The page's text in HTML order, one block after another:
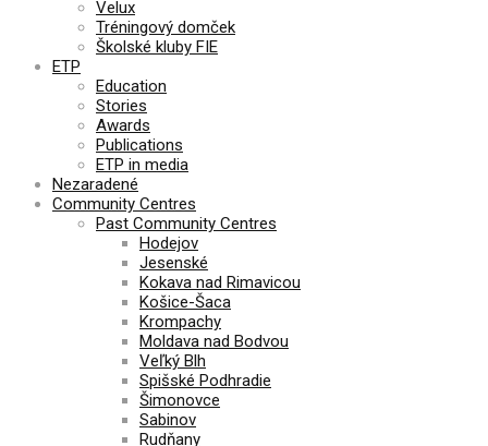
Velux
Tréningový domček
Školské kluby FIE
ETP
Education
Stories
Awards
Publications
ETP in media
Nezaradené
Community Centres
Past Community Centres
Hodejov
Jesenské
Kokava nad Rimavicou
Košice-Šaca
Krompachy
Moldava nad Bodvou
Veľký Blh
Spišské Podhradie
Šimonovce
Sabinov
Rudňany